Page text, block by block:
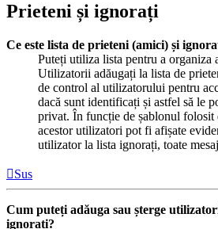
Prieteni și ignorați
Ce este lista de prieteni (amici) și
Puteți utiliza lista pentru a
Utilizatorii adăugați la lista de
de control al utilizatorului pentru
dacă sunt identificați și astfel să le
privat. În funcție de șablonul folosit
acestor utilizatori pot fi afișate
utilizator la lista ignorați, toate
Sus
Cum puteți adăuga sau șterge
ignorați?